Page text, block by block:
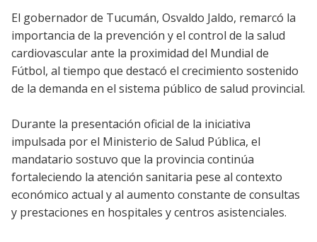
El gobernador de Tucumán, Osvaldo Jaldo, remarcó la
importancia de la prevención y el control de la salud
cardiovascular ante la proximidad del Mundial de
Fútbol, al tiempo que destacó el crecimiento sostenido
de la demanda en el sistema público de salud provincial.
Durante la presentación oficial de la iniciativa
impulsada por el Ministerio de Salud Pública, el
mandatario sostuvo que la provincia continúa
fortaleciendo la atención sanitaria pese al contexto
económico actual y al aumento constante de consultas
y prestaciones en hospitales y centros asistenciales.